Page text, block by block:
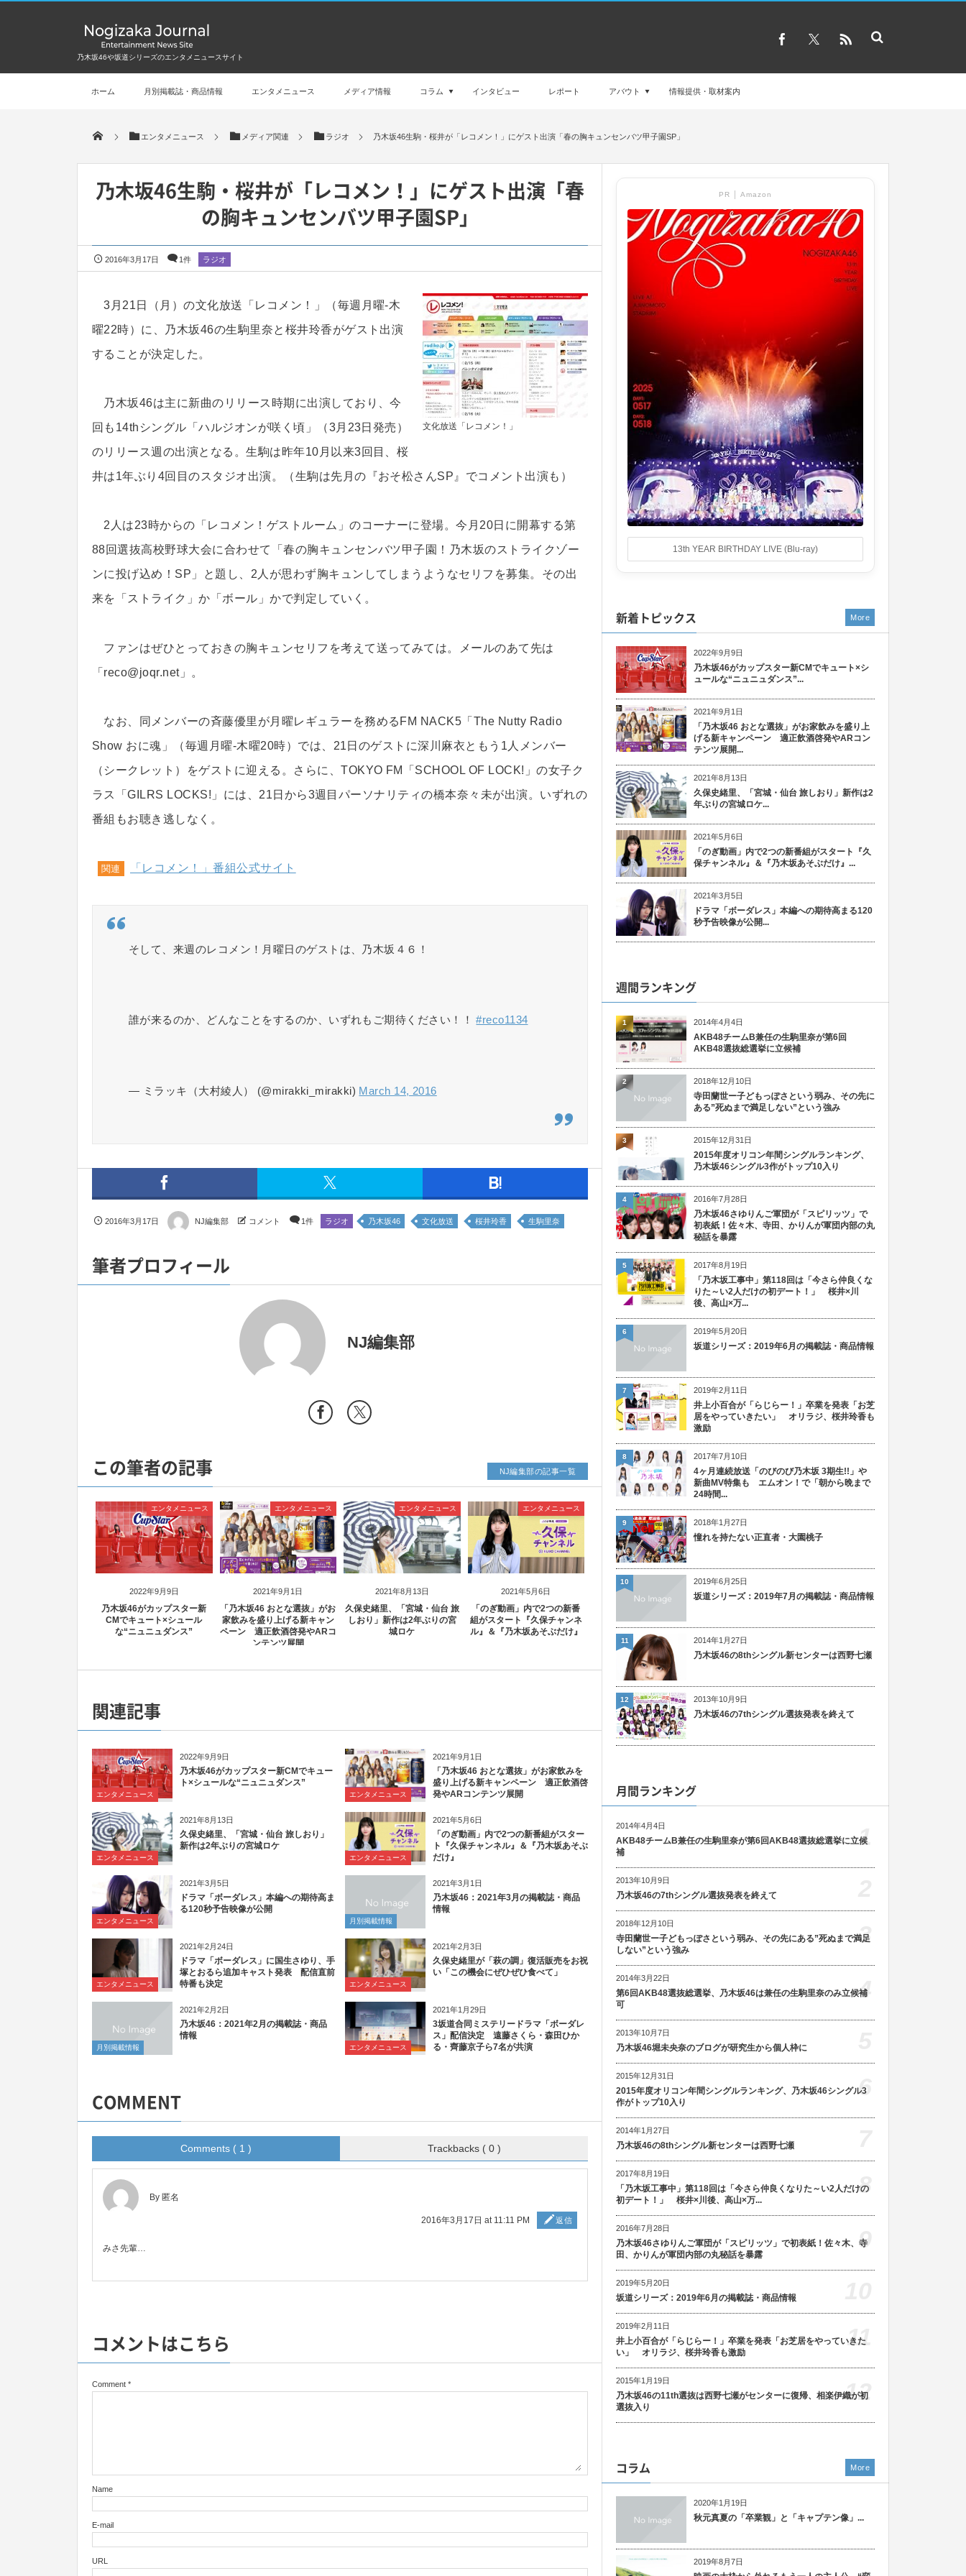
乃木坂46や坂道シリーズのエンタメニュースサイト
ホーム 月別掲載誌・商品情報 エンタメニュース メディア情報 コラム インタビュー レポート アバウト 情報提供・取材案内
エンタメニュース メディア関連 ラジオ 乃木坂46生駒・桜井が「レコメン！」にゲスト出演「春の胸キュンセンバツ甲子園SP」
乃木坂46生駒・桜井が「レコメン！」にゲスト出演「春
の胸キュンセンバツ甲子園SP」
2016年3月17日 1件 ラジオ
文化放送「レコメン！」
3月21日（月）の文化放送「レコメン！」（毎週月曜-木
曜22時）に、乃木坂46の生駒里奈と桜井玲香がゲスト出演
することが決定した。
乃木坂46は主に新曲のリリース時期に出演しており、今
回も14thシングル「ハルジオンが咲く頃」（3月23日発売）
のリリース週の出演となる。生駒は昨年10月以来3回目、桜
井は1年ぶり4回目のスタジオ出演。（生駒は先月の『おそ松さんSP』でコメント出演も）
2人は23時からの「レコメン！ゲストルーム」のコーナーに登場。今月20日に開幕する第
88回選抜高校野球大会に合わせて「春の胸キュンセンバツ甲子園！乃木坂のストライクゾー
ンに投げ込め！SP」と題し、2人が思わず胸キュンしてしまうようなセリフを募集。その出
来を「ストライク」か「ボール」かで判定していく。
ファンはぜひとっておきの胸キュンセリフを考えて送ってみては。メールのあて先は
「reco@joqr.net」。
なお、同メンバーの斉藤優里が月曜レギュラーを務めるFM NACK5「The Nutty Radio
Show おに魂」（毎週月曜-木曜20時）では、21日のゲストに深川麻衣ともう1人メンバー
（シークレット）をゲストに迎える。さらに、TOKYO FM「SCHOOL OF LOCK!」の女子ク
ラス「GILRS LOCKS!」には、21日から3週目パーソナリティの橋本奈々未が出演。いずれの
番組もお聴き逃しなく。
関連 「レコメン！」番組公式サイト
そして、来週のレコメン！月曜日のゲストは、乃木坂４６！
誰が来るのか、どんなことをするのか、いずれもご期待ください！！#reco1134
— ミラッキ（大村綾人） (@mirakki_mirakki) March 14, 2016
2016年3月17日 NJ編集部 コメント 1件 ラジオ 乃木坂46 文化放送 桜井玲香 生駒里奈
筆者プロフィール
NJ編集部
この筆者の記事
2022年9月9日
エンタメニュース
乃木坂46がカップスター新
CMでキュート×シュール
な“ニュニュダンス”
2021年9月1日
エンタメニュース
「乃木坂46 おとな選抜」がお
家飲みを盛り上げる新キャン
ペーン 適正飲酒啓発やARコ
ンテンツ展開
2021年8月13日
エンタメニュース
久保史緒里、「宮城・仙台 旅
しおり」新作は2年ぶりの宮
城ロケ
2021年5月6日
エンタメニュース
「のぎ動画」内で2つの新番
組がスタート『久保チャンネ
ル』＆『乃木坂あそぶだけ』
NJ編集部の記事一覧
関連記事
2022年9月9日
エンタメニュース
乃木坂46がカップスター新CMでキュー
ト×シュールな“ニュニュダンス”
2021年9月1日
エンタメニュース
「乃木坂46 おとな選抜」がお家飲みを
盛り上げる新キャンペーン 適正飲酒啓
発やARコンテンツ展開
2021年8月13日
エンタメニュース
久保史緒里、「宮城・仙台 旅しおり」
新作は2年ぶりの宮城ロケ
2021年5月6日
エンタメニュース
「のぎ動画」内で2つの新番組がスター
ト『久保チャンネル』＆『乃木坂あそぶ
だけ』
2021年3月5日
エンタメニュース
ドラマ「ボーダレス」本編への期待高ま
る120秒予告映像が公開
2021年3月1日
月別掲載情報
乃木坂46：2021年3月の掲載誌・商品
情報
2021年2月24日
エンタメニュース
ドラマ「ボーダレス」に国生さゆり、手
塚とおるら追加キャスト発表 配信直前
特番も決定
2021年2月3日
エンタメニュース
久保史緒里が「萩の調」復活販売をお祝
い「この機会にぜひぜひ食べて」
2021年2月2日
月別掲載情報
乃木坂46：2021年2月の掲載誌・商品
情報
2021年1月29日
エンタメニュース
3坂道合同ミステリードラマ「ボーダレ
ス」配信決定 遠藤さくら・森田ひか
る・齊藤京子ら7名が共演
COMMENT
Comments ( 1 ) Trackbacks ( 0 )
By 匿名
2016年3月17日 at 11:11 PM 返信
みさ先輩…
コメントはこちら
Comment *
Name
E-mail
URL
PR │ Amazon
13th YEAR BIRTHDAY LIVE (Blu-ray)
新着トピックス
2022年9月9日
乃木坂46がカップスター新CMでキュート×シ
ュールな“ニュニュダンス”...
2021年9月1日
「乃木坂46 おとな選抜」がお家飲みを盛り上
げる新キャンペーン 適正飲酒啓発やARコン
テンツ展開...
2021年8月13日
久保史緒里、「宮城・仙台 旅しおり」新作は2
年ぶりの宮城ロケ...
2021年5月6日
「のぎ動画」内で2つの新番組がスタート『久
保チャンネル』＆『乃木坂あそぶだけ』...
2021年3月5日
ドラマ「ボーダレス」本編への期待高まる120
秒予告映像が公開...
More
週間ランキング
2014年4月4日
AKB48チームB兼任の生駒里奈が第6回
AKB48選抜総選挙に立候補
1
2018年12月10日
寺田蘭世ー子どもっぽさという弱み、その先に
ある”死ぬまで満足しない”という強み
2
2015年12月31日
2015年度オリコン年間シングルランキング、
乃木坂46シングル3作がトップ10入り
3
2016年7月28日
乃木坂46さゆりんご軍団が「スピリッツ」で
初表紙！佐々木、寺田、かりんが軍団内部の丸
秘話を暴露
4
2017年8月19日
「乃木坂工事中」第118回は「今さら仲良くな
りた～い2人だけの初デート！」 桜井×川
後、高山×万...
5
2019年5月20日
坂道シリーズ：2019年6月の掲載誌・商品情報
6
2019年2月11日
井上小百合が「らじらー！」卒業を発表「お芝
居をやっていきたい」 オリラジ、桜井玲香も
激励
7
2017年7月10日
4ヶ月連続放送「のびのび乃木坂 3期生!!」や
新曲MV特集も エムオン！で「朝から晩まで
24時間...
8
2018年1月27日
憧れを持たない正直者・大園桃子
9
2019年6月25日
坂道シリーズ：2019年7月の掲載誌・商品情報
10
2014年1月27日
乃木坂46の8thシングル新センターは西野七瀬
11
2013年10月9日
乃木坂46の7thシングル選抜発表を終えて
12
月間ランキング
2014年4月4日
AKB48チームB兼任の生駒里奈が第6回AKB48選抜総選挙に立候
補
1
2013年10月9日
乃木坂46の7thシングル選抜発表を終えて
2018年12月10日
寺田蘭世ー子どもっぽさという弱み、その先にある”死ぬまで満足
しない”という強み
3
2014年3月22日
第6回AKB48選抜総選挙、乃木坂46は兼任の生駒里奈のみ立候補
可
4
2013年10月7日
乃木坂46堀未央奈のブログが研究生から個人枠に
2015年12月31日
2015年度オリコン年間シングルランキング、乃木坂46シングル3
作がトップ10入り
6
2014年1月27日
乃木坂46の8thシングル新センターは西野七瀬
2017年8月19日
「乃木坂工事中」第118回は「今さら仲良くなりた～い2人だけの
初デート！」 桜井×川後、高山×万...
8
2016年7月28日
乃木坂46さゆりんご軍団が「スピリッツ」で初表紙！佐々木、寺
田、かりんが軍団内部の丸秘話を暴露
9
2019年5月20日
坂道シリーズ：2019年6月の掲載誌・商品情報
2019年2月11日
井上小百合が「らじらー！」卒業を発表「お芝居をやっていきた
い」 オリラジ、桜井玲香も激励
11
2015年1月19日
乃木坂46の11th選抜は西野七瀬がセンターに復帰、相楽伊織が初
選抜入り
12
コラム
2020年1月19日
秋元真夏の「卒業観」と「キャプテン像」...
2019年8月7日
More